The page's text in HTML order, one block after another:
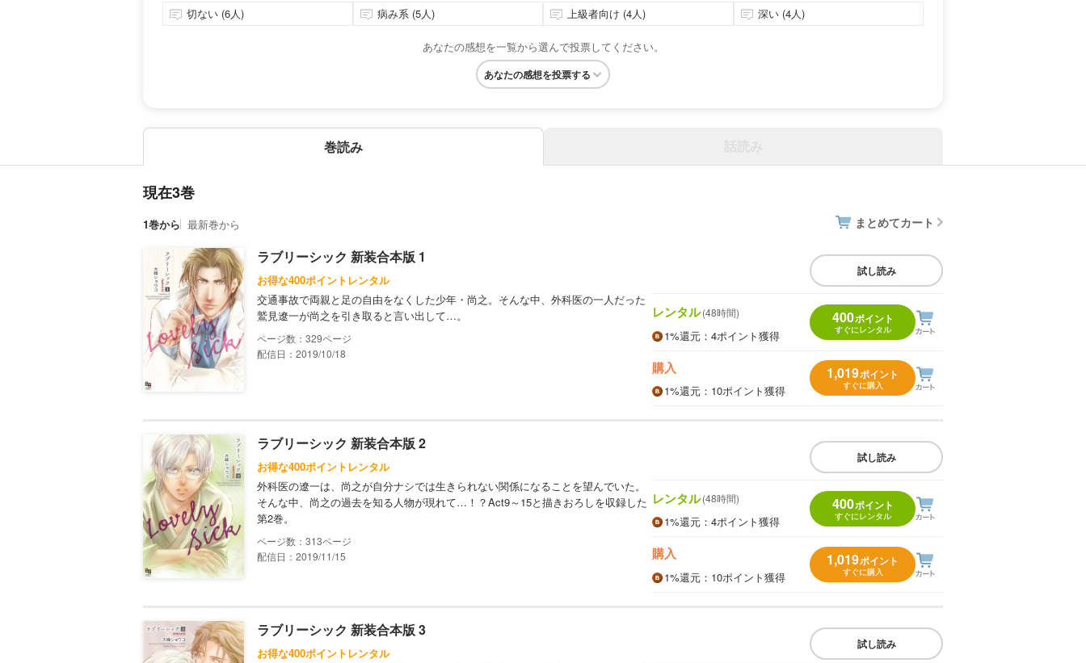
切ない (6人) 病み系 (5人) 上級者向け (4人) 深い (4人)
あなたの感想を一覧から選んで投票してください。
あなたの感想を投票する
巻読み
現在3巻
1巻から 最新巻から まとめてカート
ラブリーシック 新装合本版 1
お得な400ポイントレンタル
交通事故で両親と足の自由をなくした少年・尚之。そんな中、外科医の一人だった
鷲見遼一が尚之を引き取ると言い出して…。
329
配信日：2019/10/18
試し読み
レンタル(48時間)
1%還元 ：4ポイント獲得
400ポイント
すぐにレンタル
購入
1%還元 ：10ポイント獲得
1,019ポイント
すぐに購入
ラブリーシック 新装合本版 2
お得な400ポイントレンタル
外科医の遼一は、尚之が自分ナシでは生きられない関係になることを望んでいた。
そんな中、尚之の過去を知る人物が現れて…！？Act9～15と描きおろしを収録した
第2巻。
313
配信日：2019/11/15
試し読み
レンタル(48時間)
1%還元 ：4ポイント獲得
400ポイント
すぐにレンタル
購入
1%還元 ：10ポイント獲得
1,019ポイント
すぐに購入
ラブリーシック 新装合本版 3
お得な400ポイントレンタル
試し読み